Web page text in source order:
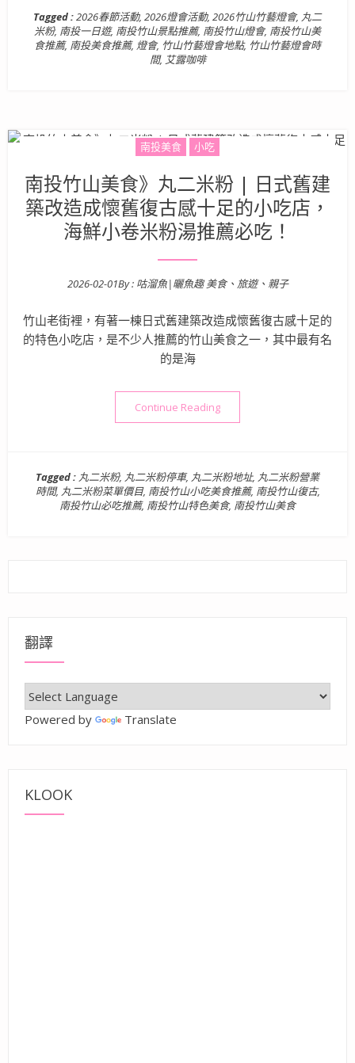
Tagged :2026春節活動, 2026燈會活動, 2026竹山竹藝燈會, 丸二
米粉, 南投一日遊, 南投竹山景點推薦, 南投竹山燈會, 南投竹山美
食推薦, 南投美食推薦, 燈會, 竹山竹藝燈會地點, 竹山竹藝燈會時
間, 艾露咖啡
南投美食 小吃
南投竹山美食》丸二米粉 | 日式舊建
築改造成懷舊復古感十足的小吃店，
海鮮小卷米粉湯推薦必吃！
Posted on
2026-02-01By : 咕溜魚|曬魚趣 美食、旅遊、親子
竹山老街裡，有著一棟日式舊建築改造成懷舊復古感十足的
的特色小吃店，是不少人推薦的竹山美食之一，其中最有名
的是海
Continue Reading“南投竹山美食》丸二米粉 |
Tagged : 丸二米粉, 丸二米粉停車, 丸二米粉地址, 丸二米粉營業
時間, 丸二米粉菜單價目, 南投竹山小吃美食推薦, 南投竹山復古,
南投竹山必吃推薦, 南投竹山特色美食, 南投竹山美食
翻譯
Powered by Translate
KLOOK